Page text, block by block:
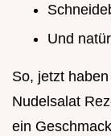
Und
So, jetzt
Nudelsalat
ein